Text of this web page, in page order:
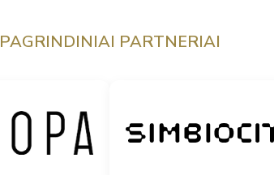
PAGRINDINIAI PARTNERIAI